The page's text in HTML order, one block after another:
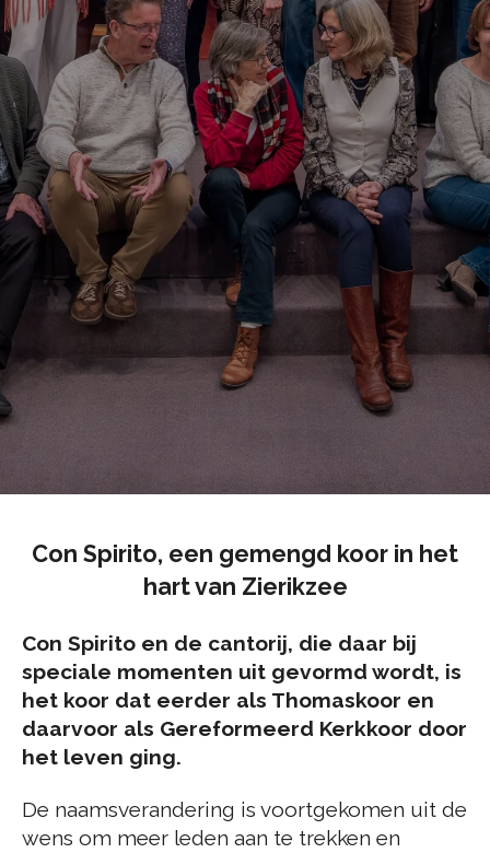
Con Spirito, een gemengd koor in het
hart van Zierikzee
Con Spirito en de cantorij, die daar bij
speciale momenten uit gevormd wordt, is
het koor dat eerder als Thomaskoor en
daarvoor als Gereformeerd Kerkkoor door
het leven ging.
De naamsverandering is voortgekomen uit de
wens om meer leden aan te trekken en